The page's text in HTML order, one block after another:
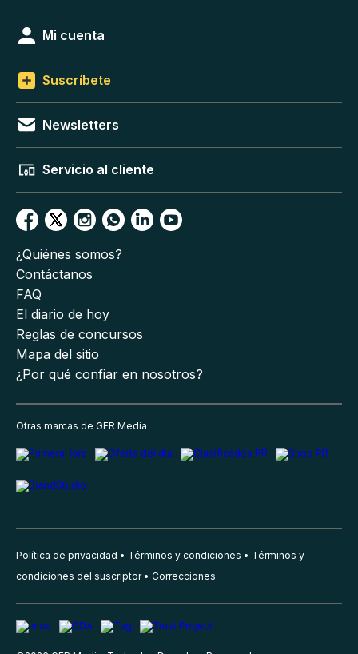
Mi cuenta
Suscríbete
Newsletters
Servicio al cliente
¿Quiénes somos?
Contáctanos
FAQ
El diario de hoy
Reglas de concursos
Mapa del sitio
¿Por qué confiar en nosotros?
Otras marcas de GFR Media
Política de privacidad Términos y condiciones
Términos y
condiciones del suscriptor
Correcciones